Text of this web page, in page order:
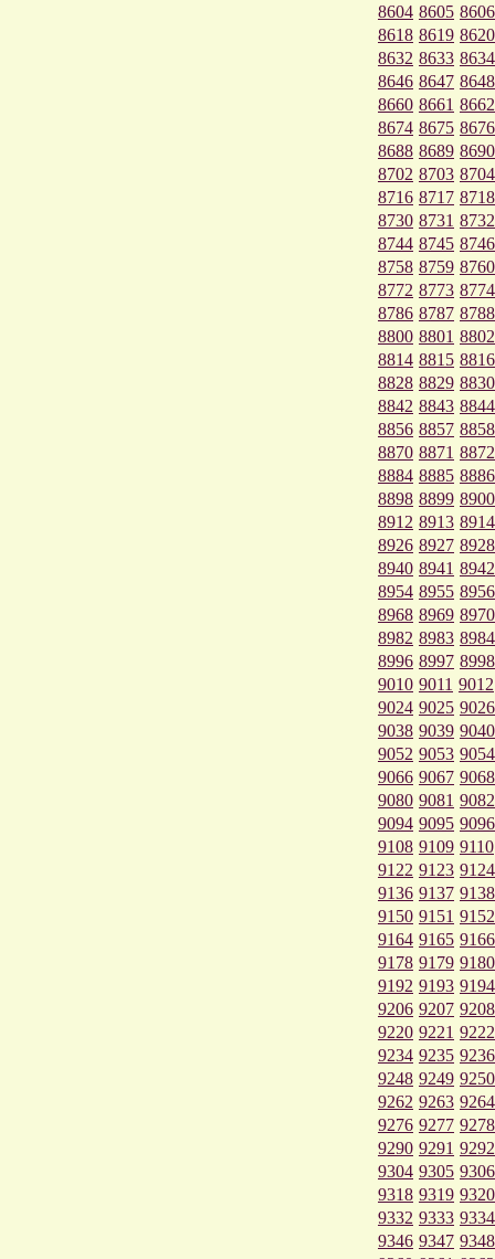
8604 8605 8606
8618 8619 8620
8632 8633 8634
8646 8647 8648
8660 8661 8662
8674 8675 8676
8688 8689 8690
8702 8703 8704
8716 8717 8718
8730 8731 8732
8744 8745 8746
8758 8759 8760
8772 8773 8774
8786 8787 8788
8800 8801 8802
8814 8815 8816
8828 8829 8830
8842 8843 8844
8856 8857 8858
8870 8871 8872
8884 8885 8886
8898 8899 8900
8912 8913 8914
8926 8927 8928
8940 8941 8942
8954 8955 8956
8968 8969 8970
8982 8983 8984
8996 8997 8998
9010 9011 9012
9024 9025 9026
9038 9039 9040
9052 9053 9054
9066 9067 9068
9080 9081 9082
9094 9095 9096
9108 9109 9110
9122 9123 9124
9136 9137 9138
9150 9151 9152
9164 9165 9166
9178 9179 9180
9192 9193 9194
9206 9207 9208
9220 9221 9222
9234 9235 9236
9248 9249 9250
9262 9263 9264
9276 9277 9278
9290 9291 9292
9304 9305 9306
9318 9319 9320
9332 9333 9334
9346 9347 9348